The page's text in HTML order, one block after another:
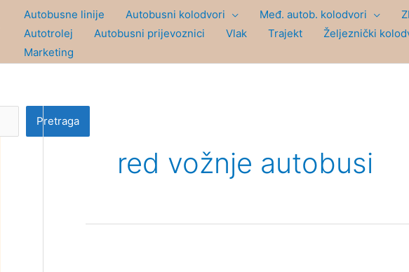
Autobusne linije Autobusni kolodvori Međ. autob. kolodvori
Autotrolej
Autobusni prijevoznici Vlak Trajekt Željeznički
Marketing
Pretraga
red vožnje autobusi